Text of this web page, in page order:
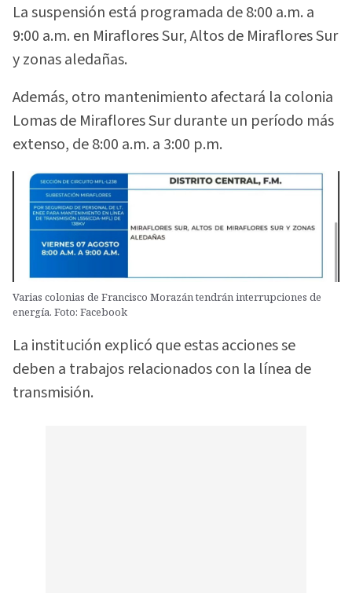
La suspensión está programada de 8:00 a.m. a
9:00 a.m. en Miraflores Sur, Altos de Miraflores Sur
y zonas aledañas.
Además, otro mantenimiento afectará la colonia
Lomas de Miraflores Sur durante un período más
extenso, de 8:00 a.m. a 3:00 p.m.
Varias colonias de Francisco Morazán tendrán interrupciones de
energía. Foto: Facebook
La institución explicó que estas acciones se
deben a trabajos relacionados con la línea de
transmisión.